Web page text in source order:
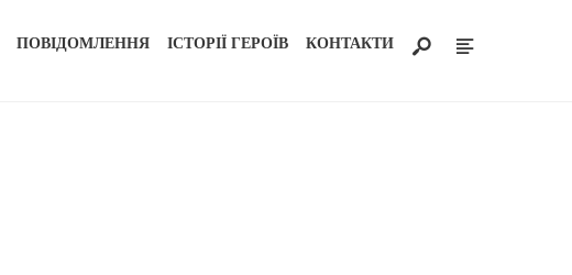
ПОВІДОМЛЕННЯ ІСТОРІЇ ГЕРОЇВ КОНТАКТИ